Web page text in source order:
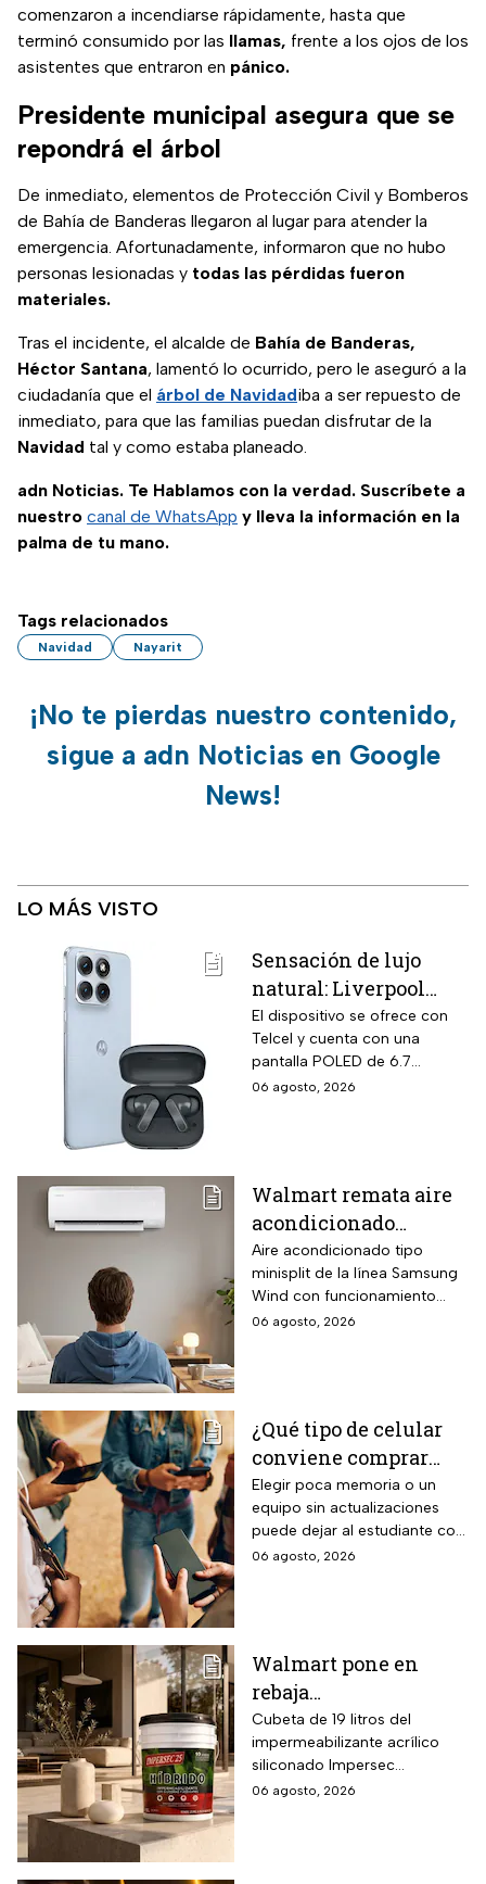
comenzaron a incendiarse rápidamente, hasta que
terminó consumido por las llamas, frente a los ojos de los
asistentes que entraron en pánico.
Presidente municipal asegura que se
repondrá el árbol
De inmediato, elementos de Protección Civil y Bomberos
de Bahía de Banderas llegaron al lugar para atender la
emergencia. Afortunadamente, informaron que no hubo
personas lesionadas y todas las pérdidas fueron
materiales.
Tras el incidente, el alcalde de Bahía de Banderas,
Héctor Santana, lamentó lo ocurrido, pero le aseguró a la
ciudadanía que el árbol de Navidadiba a ser repuesto de
inmediato, para que las familias puedan disfrutar de la
Navidad tal y como estaba planeado.
adn Noticias. Te Hablamos con la verdad. Suscríbete a
nuestro canal de WhatsApp y lleva la información en la
palma de tu mano.
Tags relacionados
Navidad Nayarit
¡No te pierdas nuestro contenido,
sigue a adn Noticias en Google
News!
LO MÁS VISTO
Sensación de lujo
natural: Liverpool
remata el Motorola
Edge 70 Fusion de
256GB de
almacenamiento,
El dispositivo se ofrece con
Telcel y cuenta con una
pantalla POLED de 6.7
pulgadas y funciones
06 agosto, 2026
Walmart remata aire
acondicionado
Samsung Wind
Inverter frío y calor 1
tonelada con WiFi y
$3,500 de descuento
Aire acondicionado tipo
minisplit de la línea Samsung
Wind con funcionamiento
bidireccional frío y calor
capacidad de gestión
mediante inteligencia artificial
con modo AI Auto Cooling
que ajusta automáticamente
el rendimiento según
06 agosto, 2026
¿Qué tipo de celular
conviene comprar
para el regreso a
clases? La guía según
el nivel escolar
Elegir poca memoria o un
equipo sin actualizaciones
puede dejar al estudiante con
un celular lento e
06 agosto, 2026
Walmart pone en
rebaja
impermeabilizante
ecológico Impersec 10
años con caucho
reciclado de 19 litros
Cubeta de 19 litros del
impermeabilizante acrílico
siliconado Impersec
formulado con hasta 60 por
06 agosto, 2026